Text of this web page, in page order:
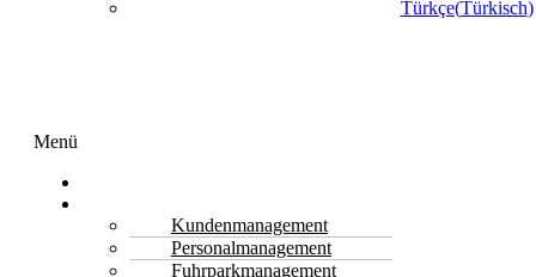
Türkçe(Türkisch)
Menü
Kundenmanagement
Personalmanagement
Fuhrparkmanagement